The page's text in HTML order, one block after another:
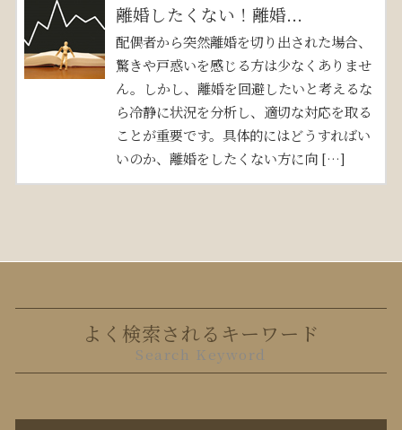
離婚したくない！離婚...
配偶者から突然離婚を切り出された場合、
驚きや戸惑いを感じる方は少なくありませ
ん。しかし、離婚を回避したいと考えるな
ら冷静に状況を分析し、適切な対応を取る
ことが重要です。具体的にはどうすればい
いのか、離婚をしたくない方に向 […]
よく検索されるキーワード
Search Keyword